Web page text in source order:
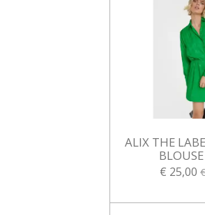
ALIX THE
BLOUSE
€ 25,00